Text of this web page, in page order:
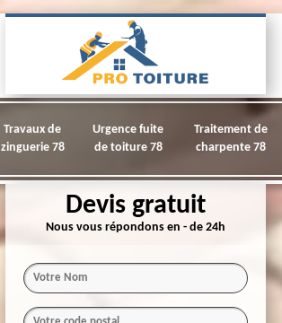
Travaux de
zinguerie 78
Urgence fuite
de toiture 78
Traitement de
charpente 78
Devis gratuit
Nous vous répondons en - de 24h